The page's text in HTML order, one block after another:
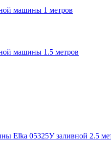
машины 1 метров
машины 1.5 метров
Elka 05325У заливной 2.5